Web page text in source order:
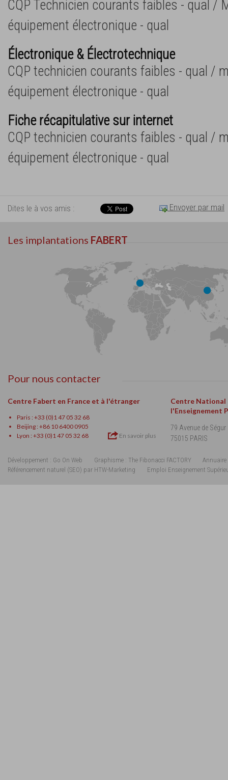
CQP Technicien courants faibles - qual /
équipement électronique - qual
Électronique & Électrotechnique
CQP technicien courants faibles - qual /
équipement électronique - qual
Fiche récapitulative sur internet
CQP technicien courants faibles - qual /
équipement électronique - qual
Dites le à vos amis : Envoyer par mail
Les implantations FABERT
Pour nous contacter
Centre Fabert en France et à l'étranger
Paris : +33 (0)1 47 05 32 68
Beijing : +86 10 6400 0905
Lyon : +33 (0)1 47 05 32 68
En savoir plus
Centre National
l'Enseignement
79 Avenue de Ségur
75015 PARIS
Développement : Go On Web Graphisme : The Fibonacci FACTORY
Annuaire
Référencement naturel (SEO) par HTW-Marketing
Emploi Enseignement